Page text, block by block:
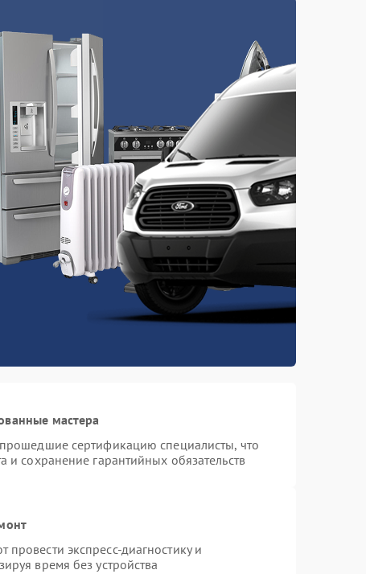
мастера
сертификацию специалисты, что
и сохранение гарантийных обязательств
экспресс-диагностику и
время без устройства